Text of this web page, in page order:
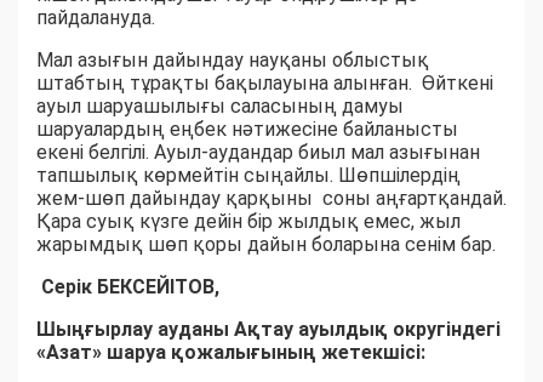
пайдалануда.
Мал азығын дайындау науқаны облыстық
штабтың тұрақты бақылауына алынған. Өйткені
ауыл шаруашылығы саласының дамуы
шаруалардың еңбек нәтижесіне байланысты
екені белгілі. Ауыл-аудандар биыл мал азығынан
тапшылық көрмейтін сыңайлы. Шөпшілердің
жем-шөп дайындау қарқыны соны аңғартқандай.
Қара суық күзге дейін бір жылдық емес, жыл
жарымдық шөп қоры дайын боларына сенім бар.
Серік БЕКСЕЙІТОВ,
Шыңғырлау ауданы Ақтау ауылдық округіндегі
«Азат» шаруа қожалығының жетекшісі: